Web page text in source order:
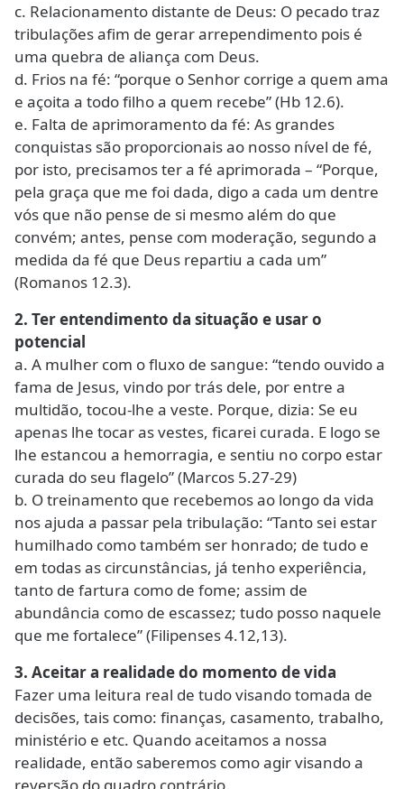
c. Relacionamento distante de Deus: O pecado traz
tribulações afim de gerar arrependimento pois é
uma quebra de aliança com Deus.
d. Frios na fé: “porque o Senhor corrige a quem ama
e açoita a todo filho a quem recebe” (Hb 12.6).
e. Falta de aprimoramento da fé: As grandes
conquistas são proporcionais ao nosso nível de fé,
por isto, precisamos ter a fé aprimorada – “Porque,
pela graça que me foi dada, digo a cada um dentre
vós que não pense de si mesmo além do que
convém; antes, pense com moderação, segundo a
medida da fé que Deus repartiu a cada um”
(Romanos 12.3).
2. Ter entendimento da situação e usar o
potencial
a. A mulher com o fluxo de sangue: “tendo ouvido a
fama de Jesus, vindo por trás dele, por entre a
multidão, tocou-lhe a veste. Porque, dizia: Se eu
apenas lhe tocar as vestes, ficarei curada. E logo se
lhe estancou a hemorragia, e sentiu no corpo estar
curada do seu flagelo” (Marcos 5.27-29)
b. O treinamento que recebemos ao longo da vida
nos ajuda a passar pela tribulação: “Tanto sei estar
humilhado como também ser honrado; de tudo e
em todas as circunstâncias, já tenho experiência,
tanto de fartura como de fome; assim de
abundância como de escassez; tudo posso naquele
que me fortalece” (Filipenses 4.12,13).
3. Aceitar a realidade do momento de vida
Fazer uma leitura real de tudo visando tomada de
decisões, tais como: finanças, casamento, trabalho,
ministério e etc. Quando aceitamos a nossa
realidade, então saberemos como agir visando a